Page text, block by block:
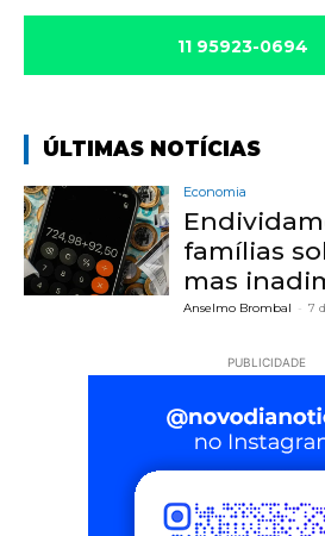
11 95923-0694
ÚLTIMAS NOTÍCIAS
Economia
famílias
mas
Anselmo Brombal - 7
PUBLICIDADE